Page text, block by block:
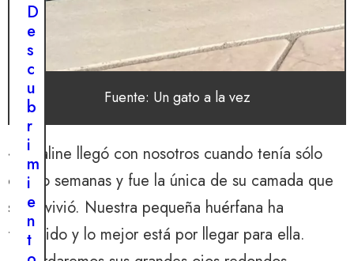
Fuente: Un gato a la vez
«Rosaline llegó con nosotros cuando tenía sólo
cuatro semanas y fue la única de su camada que
sobrevivió. Nuestra pequeña huérfana ha
florecido y lo mejor está por llegar para ella.
D
e
s
c
u
b
r
i
m
i
e
n
t